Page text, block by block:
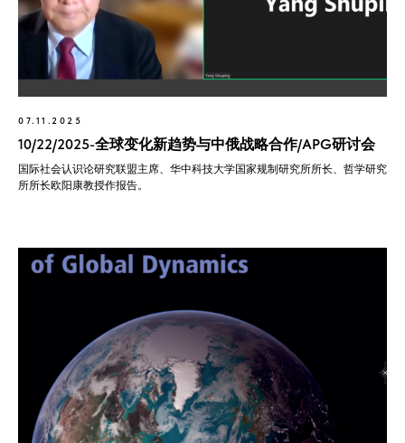
07.11.2025
10/22/2025-全球变化新趋势与中俄战略合作/APG研讨会
国际社会认识论研究联盟主席、华中科技大学国家规制研究所所长、哲学研究
所所长欧阳康教授作报告。